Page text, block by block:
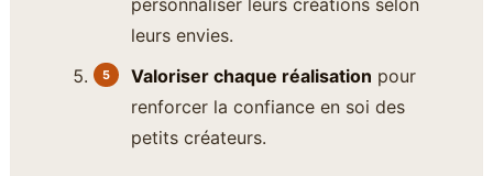
personnaliser leurs créations selon
leurs envies.
Valoriser chaque réalisation pour
renforcer la confiance en soi des
petits créateurs.